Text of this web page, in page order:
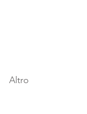
Altro